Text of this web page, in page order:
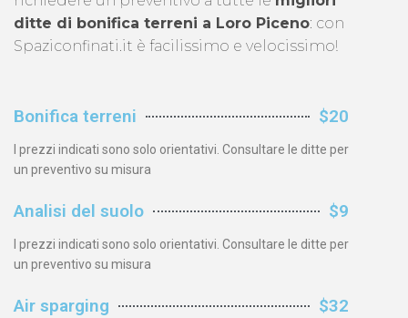
ditte di bonifica terreni a Loro Piceno: con
Spaziconfinati.it è facilissimo e velocissimo!
Bonifica terreni $20
I prezzi indicati sono solo orientativi. Consultare le ditte per
un preventivo su misura
Analisi del suolo $9
I prezzi indicati sono solo orientativi. Consultare le ditte per
un preventivo su misura
Air sparging $32